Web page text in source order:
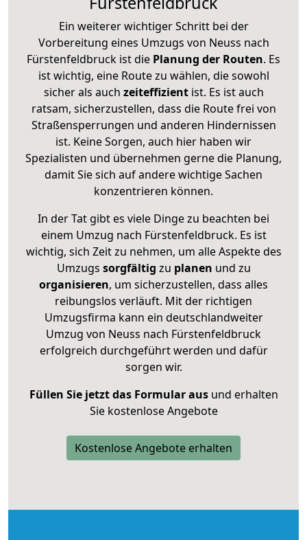
Ein weiterer wichtiger Schritt bei der
Vorbereitung eines Umzugs von Neuss nach
Fürstenfeldbruck ist die Planung der Routen. Es
ist wichtig, eine Route zu wählen, die sowohl
sicher als auch zeiteffizientist. Es ist auch
ratsam, sicherzustellen, dass die Route frei von
Straßensperrungen und anderen Hindernissen
ist. Keine Sorgen, auch hier haben wir
Spezialisten und übernehmen gerne die Planung,
damit Sie sich auf andere wichtige Sachen
konzentrieren können.
In der Tat gibt es viele Dinge zu beachten bei
einem Umzug nach Fürstenfeldbruck. Es ist
wichtig, sich Zeit zu nehmen, um alle Aspekte des
Umzugs sorgfältig zu planen und zu
organisieren, um sicherzustellen, dass alles
reibungslos verläuft. Mit der richtigen
Umzugsfirma kann ein deutschlandweiter
Umzug von Neuss nach Fürstenfeldbruck
erfolgreich durchgeführt werden und dafür
sorgen wir.
Füllen Sie jetzt das Formular ausund erhalten
Sie kostenlose Angebote
Kostenlose Angebote erhalten